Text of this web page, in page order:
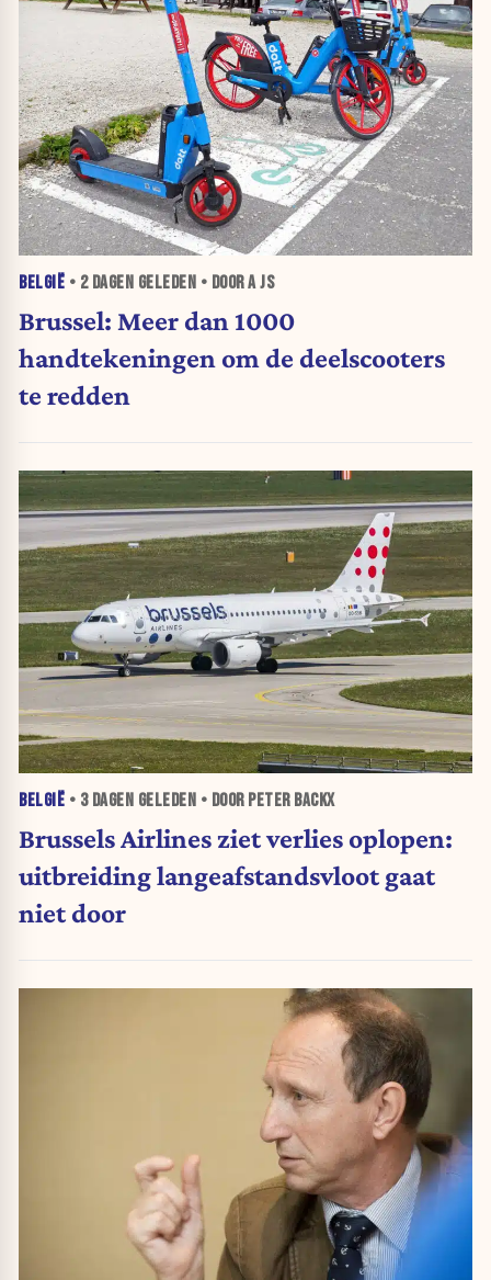
BELGIË • 2 DAGEN GELEDEN • DOOR A JS
Brussel: Meer dan 1000
handtekeningen om de deelscooters
te redden
BELGIË • 3 DAGEN GELEDEN • DOOR PETER BACKX
Brussels Airlines ziet verlies oplopen:
uitbreiding langeafstandsvloot gaat
niet door